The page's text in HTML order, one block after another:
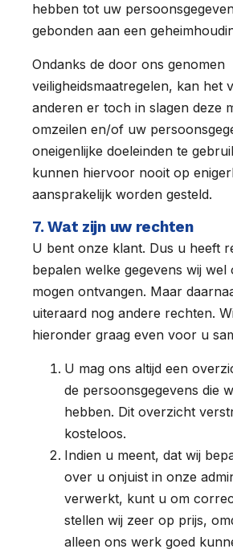
hebben tot uw
gebonden aan een
Ondanks de door ons genomen
veiligheidsmaatregelen, kan het
anderen er toch in slagen deze
omzeilen en/of uw
oneigenlijke doeleinden te
kunnen hiervoor nooit op
aansprakelijk worden gesteld.
7. Wat zijn uw rechten
U bent onze klant. Dus u heeft
bepalen welke gegevens wij
mogen ontvangen. Maar
uiteraard nog andere rechten.
hieronder graag even voor u
U mag ons altijd een
de persoonsgegevens die
hebben. Dit overzicht
kosteloos.
Indien u meent, dat wij
over u onjuist in onze
verwerkt, kunt u om
stellen wij zeer op prijs,
alleen ons werk goed